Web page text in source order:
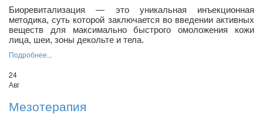
Биоревитализация — это уникальная инъекционная
методика, суть которой заключается во введении активных
веществ для максимально быстрого омоложения кожи
лица, шеи, зоны декольте и тела.
Подробнее...
24
Авг
Мезотерапия